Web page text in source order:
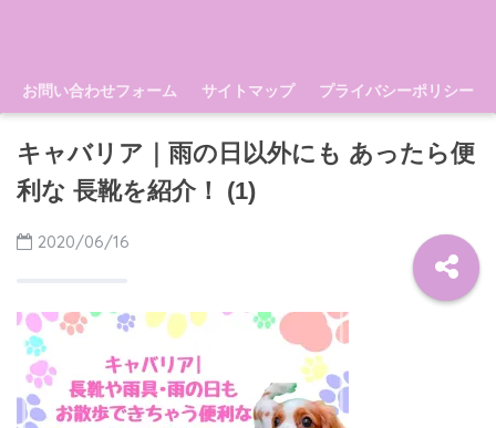
お問い合わせフォーム サイトマップ プライバシーポリシー
キャバリア｜雨の日以外にも あったら便
利な 長靴を紹介！ (1)
2020/06/16